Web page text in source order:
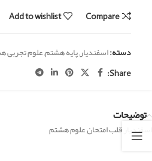
Compare
Add to wishlist
دسته:اسفندیار,پایه هشتم,علوم تجربی
Share:
توضیحات
اسفندیار قلب امتحان علوم هشتم